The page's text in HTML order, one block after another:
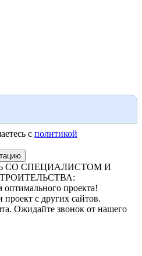
с политикой
СО СПЕЦИАЛИСТОМ И
проекта!
проект с других сайтов.
Ожидайте звонок от нашего